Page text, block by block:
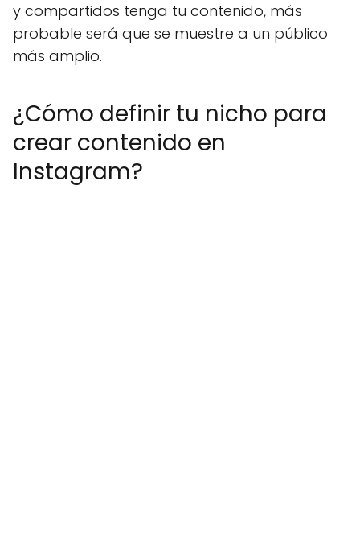
y compartidos tenga tu contenido, más
probable será que se muestre a un público
más amplio.
¿Cómo definir tu nicho para
crear contenido en
Instagram?